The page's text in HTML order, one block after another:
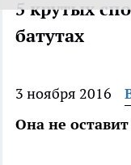
5 крутых
батутах
3 ноября 2016
Она не